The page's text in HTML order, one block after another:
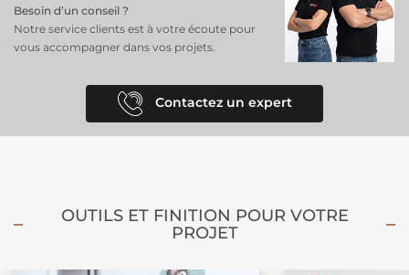
Besoin d’un conseil ?
Notre service clients est à votre écoute pour
vous accompagner dans vos projets.
Contactez un expert
OUTILS ET FINITION POUR VOTRE
PROJET